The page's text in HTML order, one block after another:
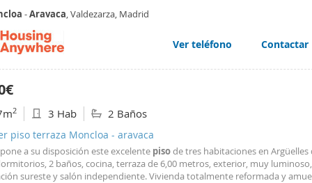
-Aravaca, Valdezarza, Madrid
Ver teléfono Contactar
2 3 Hab 2 Baños
piso terraza Moncloa - aravaca
a su disposición este excelente pisode tres habitaciones en Argüelles
2 baños, cocina, terraza de 6,00 metros, exterior, muy luminoso,
sureste y salón independiente. Vivienda totalmente reformada y